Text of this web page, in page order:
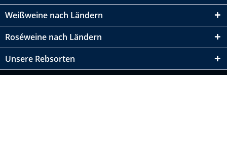
Weißweine nach Ländern
Roséweine nach Ländern
Unsere Rebsorten